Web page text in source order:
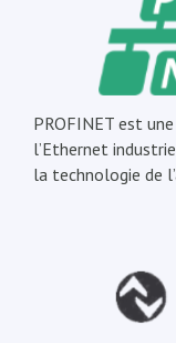
PROFINET est
l’Ethernet
la technologie de